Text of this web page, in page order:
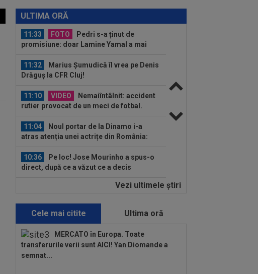
ULTIMA ORĂ
Argentina, după moartea tatălui său
11:33 FOTO
Pedri s-a ținut de
promisiune: doar Lamine Yamal a mai
11:32
Marius Șumudică îl vrea pe Denis
Drăguș la CFR Cluj!
11:10 VIDEO
Nemaiîntâlnit: accident
rutier provocat de un meci de fotbal.
11:04
Noul portar de la Dinamo i-a
atras atenția unei actrițe din România:
10:36
Pe loc! Jose Mourinho a spus-o
direct, după ce a văzut ce a decis
Gigi Becali a luat
10:19
FOTO
Nicolae Stanciu, idol în
China! Fanii lui Dalian Yingbo aproape l-au
lăsat fără...
10:08
OFICIAL
Atacantul dorit de
Rapid a semnat în Serie B: ”Am spus 'da'
Vezi ultimele ştiri
Cele mai citite Ultima oră
MERCATO în Europa. Toate
transferurile verii sunt AICI! Yan Diomande a
semnat...